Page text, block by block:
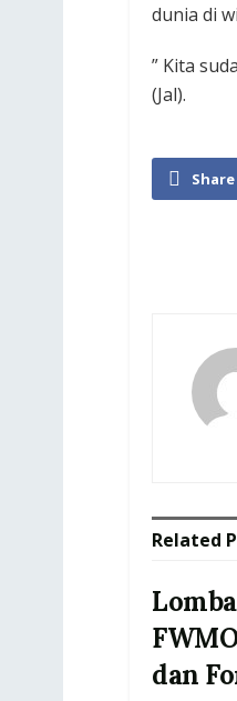
dunia di
” Kita
(Jal).
Share
Related
dan